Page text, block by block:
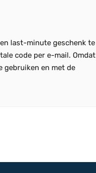
last-minute geschenk te
code per e-mail. Omdat
gebruiken en met de